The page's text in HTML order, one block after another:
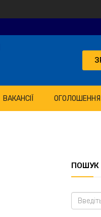
ВАКАНСІЇ ОГОЛОШЕННЯ
ПОШУК